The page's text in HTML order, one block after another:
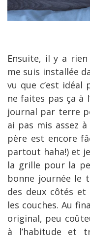
Ensuite, il y a
me suis installée
vu que c’est
ne faites pas ça à
journal par terre
ai pas mis assez
père est encore
partout haha!) et
la grille pour la
bonne journée le
des deux côtés
les couches. Au
original, peu
à l’habitude et